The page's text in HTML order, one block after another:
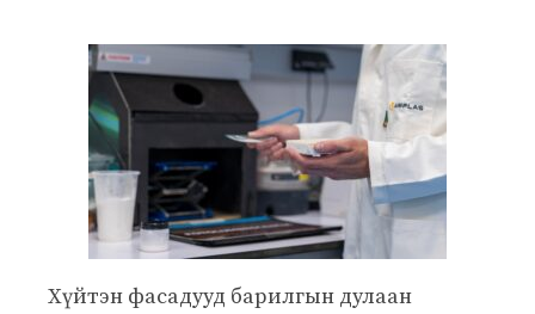
Хүйтэн фасадууд барилгын дулаан